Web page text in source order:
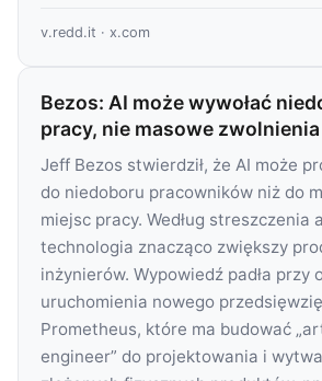
v.redd.it · x.com
Bezos: AI może wywołać
pracy, nie masowe zwolnienia
Jeff Bezos stwierdził, że AI może
do niedoboru pracowników niż do
miejsc pracy. Według streszczenia
technologia znacząco zwiększy
inżynierów. Wypowiedź padła przy
uruchomienia nowego
Prometheus, które ma budować
engineer” do projektowania i